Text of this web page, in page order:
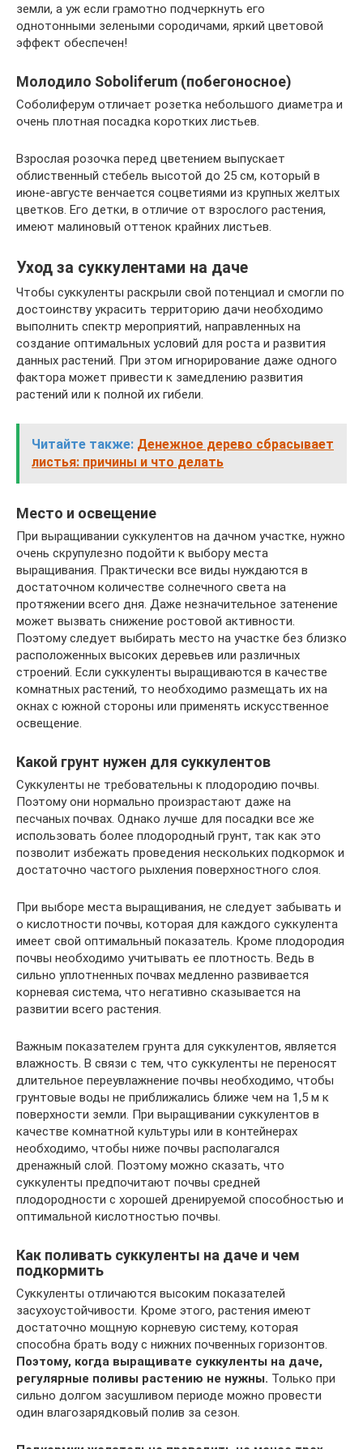
земли, а уж если грамотно подчеркнуть его
однотонными зелеными сородичами, яркий цветовой
эффект обеспечен!
Молодило Soboliferum (побегоносное)
Соболиферум отличает розетка небольшого диаметра и
очень плотная посадка коротких листьев.
Взрослая розочка перед цветением выпускает
облиственный стебель высотой до 25 см, который в
июне-августе венчается соцветиями из крупных желтых
цветков. Его детки, в отличие от взрослого растения,
имеют малиновый оттенок крайних листьев.
Уход за суккулентами на даче
Чтобы суккуленты раскрыли свой потенциал и смогли по
достоинству украсить территорию дачи необходимо
выполнить спектр мероприятий, направленных на
создание оптимальных условий для роста и развития
данных растений. При этом игнорирование даже одного
фактора может привести к замедлению развития
растений или к полной их гибели.
Читайте также: Денежное дерево сбрасывает
листья: причины и что делать
Место и освещение
При выращивании суккулентов на дачном участке, нужно
очень скрупулезно подойти к выбору места
выращивания. Практически все виды нуждаются в
достаточном количестве солнечного света на
протяжении всего дня. Даже незначительное затенение
может вызвать снижение ростовой активности.
Поэтому следует выбирать место на участке без близко
расположенных высоких деревьев или различных
строений. Если суккуленты выращиваются в качестве
комнатных растений, то необходимо размещать их на
окнах с южной стороны или применять искусственное
освещение.
Какой грунт нужен для суккулентов
Суккуленты не требовательны к плодородию почвы.
Поэтому они нормально произрастают даже на
песчаных почвах. Однако лучше для посадки все же
использовать более плодородный грунт, так как это
позволит избежать проведения нескольких подкормок и
достаточно частого рыхления поверхностного слоя.
При выборе места выращивания, не следует забывать и
о кислотности почвы, которая для каждого суккулента
имеет свой оптимальный показатель. Кроме плодородия
почвы необходимо учитывать ее плотность. Ведь в
сильно уплотненных почвах медленно развивается
корневая система, что негативно сказывается на
развитии всего растения.
Важным показателем грунта для суккулентов, является
влажность. В связи с тем, что суккуленты не переносят
длительное переувлажнение почвы необходимо, чтобы
грунтовые воды не приближались ближе чем на 1,5 м к
поверхности земли. При выращивании суккулентов в
качестве комнатной культуры или в контейнерах
необходимо, чтобы ниже почвы располагался
дренажный слой. Поэтому можно сказать, что
суккуленты предпочитают почвы средней
плодородности с хорошей дренируемой способностью и
оптимальной кислотностью почвы.
Как поливать суккуленты на даче и чем
подкормить
Суккуленты отличаются высоким показателей
засухоустойчивости. Кроме этого, растения имеют
достаточно мощную корневую систему, которая
способна брать воду с нижних почвенных горизонтов.
Поэтому, когда выращивате суккуленты на даче,
регулярные поливы растению не нужны. Только при
сильно долгом засушливом периоде можно провести
один влагозарядковый полив за сезон.